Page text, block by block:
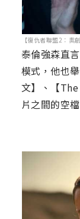
【復仇者聯盟2：
泰倫強森直
模式，他也
文】、【
片之間的空